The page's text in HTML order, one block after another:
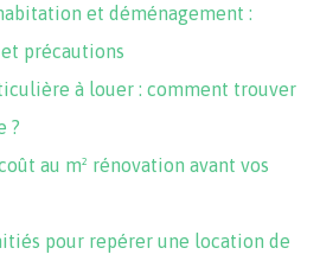
et déménagement :
précautions
à louer : comment trouver
?
au m² rénovation avant vos
pour repérer une location de